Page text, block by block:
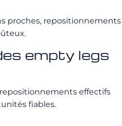
proches, repositionnements
empty legs
effectifs
fiables.